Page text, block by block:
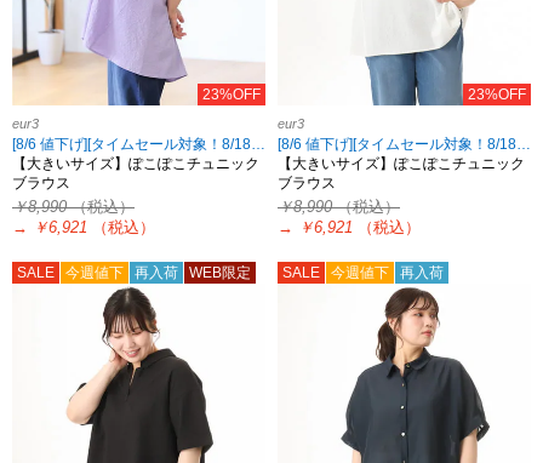
23%OFF
eur3
[8/6 値下げ][タイムセール対象！8/18 8:59まで]
【大きいサイズ】ぽこぽこチュニック
ブラウス
￥8,990（税込）
→
￥6,921 （税込）
23%OFF
eur3
[8/6 値下げ][タイムセール対象！8/18 8:59まで]
【大きいサイズ】ぽこぽこチュニック
ブラウス
￥8,990（税込）
→
￥6,921 （税込）
SALE 今週値下 再入荷 WEB限定 SALE 今週値下 再入荷